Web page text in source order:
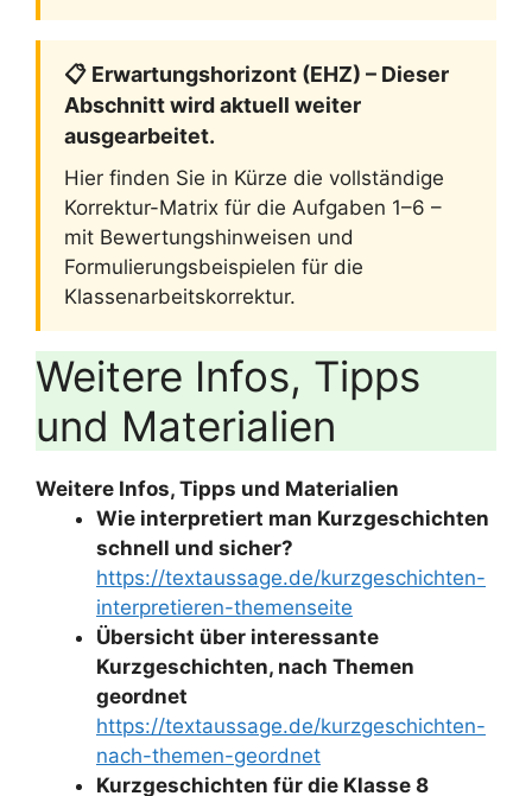
📋 Erwartungshorizont (EHZ) – Dieser
Abschnitt wird aktuell weiter
ausgearbeitet.
Hier finden Sie in Kürze die vollständige
Korrektur-Matrix für die Aufgaben 1–6 –
mit Bewertungshinweisen und
Formulierungsbeispielen für die
Klassenarbeitskorrektur.
Weitere Infos, Tipps
und Materialien
Weitere Infos, Tipps und Materialien
Wie interpretiert man Kurzgeschichten
schnell und sicher?
https://textaussage.de/kurzgeschichten-
interpretieren-themenseite
Übersicht über interessante
Kurzgeschichten, nach Themen
geordnet
https://textaussage.de/kurzgeschichten-
nach-themen-geordnet
Kurzgeschichten für die Klasse 8